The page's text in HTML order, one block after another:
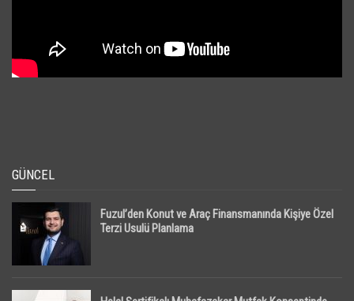
GÜNCEL
Fuzul’den Konut ve Araç Finansmanında Kişiye Özel
Terzi Usulü Planlama